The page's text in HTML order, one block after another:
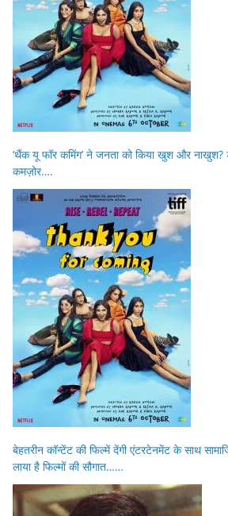
‘थैंक यू फॉर कमिंग’ ने जनता को किया खुश और नाखुश?
कमज़ोर….
बेहतरीन कॉन्टेंट की फिल्में देंगी एंटरटेनमेंट के साथ
लाया है फिल्मों की सौगात……